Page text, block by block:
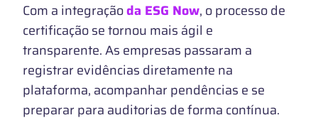
Com a integraçãoda ESG Now, o processo de
certificação se tornou mais ágil e
transparente. As empresas passaram a
registrar evidências diretamente na
plataforma, acompanhar pendências e se
preparar para auditorias de forma contínua.